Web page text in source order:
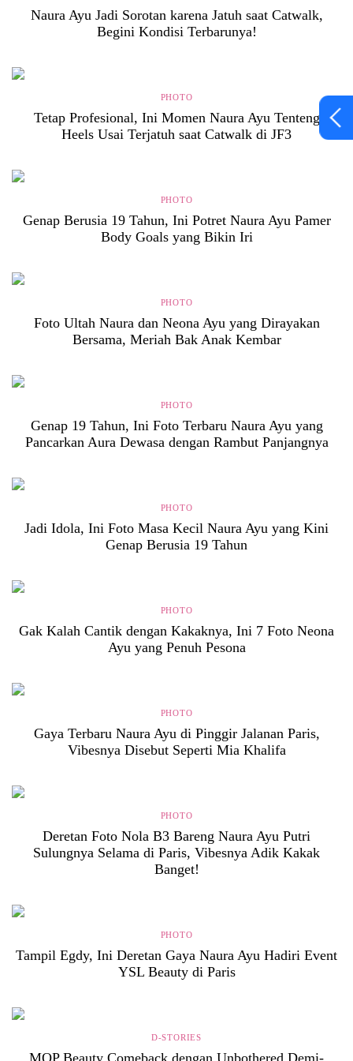
Naura Ayu Jadi Sorotan karena Jatuh saat Catwalk,
Begini Kondisi Terbarunya!
PHOTO
Tetap Profesional, Ini Momen Naura Ayu Tenteng
Heels Usai Terjatuh saat Catwalk di JF3
PHOTO
Genap Berusia 19 Tahun, Ini Potret Naura Ayu Pamer
Body Goals yang Bikin Iri
PHOTO
Foto Ultah Naura dan Neona Ayu yang Dirayakan
Bersama, Meriah Bak Anak Kembar
PHOTO
Genap 19 Tahun, Ini Foto Terbaru Naura Ayu yang
Pancarkan Aura Dewasa dengan Rambut Panjangnya
PHOTO
Jadi Idola, Ini Foto Masa Kecil Naura Ayu yang Kini
Genap Berusia 19 Tahun
PHOTO
Gak Kalah Cantik dengan Kakaknya, Ini 7 Foto Neona
Ayu yang Penuh Pesona
PHOTO
Gaya Terbaru Naura Ayu di Pinggir Jalanan Paris,
Vibesnya Disebut Seperti Mia Khalifa
PHOTO
Deretan Foto Nola B3 Bareng Naura Ayu Putri
Sulungnya Selama di Paris, Vibesnya Adik Kakak
Banget!
PHOTO
Tampil Egdy, Ini Deretan Gaya Naura Ayu Hadiri Event
YSL Beauty di Paris
D-STORIES
MOP Beauty Comeback dengan Unbothered Demi-